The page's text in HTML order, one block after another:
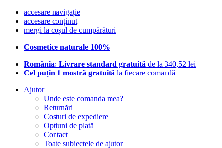
accesare navigație
accesare conținut
mergi la coșul de cumpărături
Cosmetice naturale 100%
România: Livrare standard gratuită de la 340,52 lei
Cel puțin 1 mostră gratuită la fiecare comandă
Ajutor
Unde este comanda mea?
Returnări
Costuri de expediere
Opțiuni de plată
Contact
Toate subiectele de ajutor